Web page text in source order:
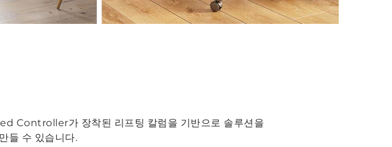
Controller가 장착된 리프팅 칼럼을 기반으로 솔루션을
들 수 있습니다.